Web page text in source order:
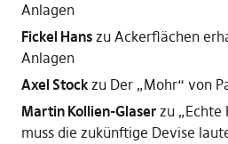
Anlagen
Fickel Hanszu Ackerflächen
Anlagen
Axel Stockzu Der „Mohr“ von
Martin Kollien-Glaserzu „Echte
muss die zukünftige Devise